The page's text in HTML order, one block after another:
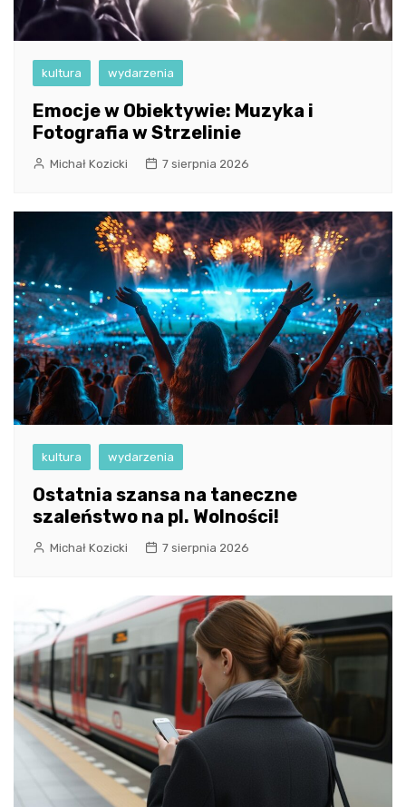
kultura wydarzenia
Emocje w Obiektywie: Muzyka i
Fotografia w Strzelinie
Michał Kozicki 7 sierpnia 2026
kultura wydarzenia
Ostatnia szansa na taneczne
szaleństwo na pl. Wolności!
Michał Kozicki 7 sierpnia 2026